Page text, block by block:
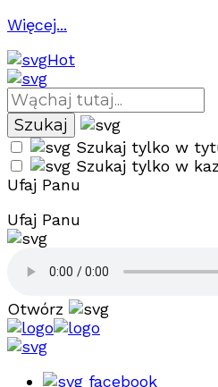
Więcej...
Hot
Szukaj tylko w
Szukaj tylko w
Ufaj Panu
Ufaj Panu
Otwórz
facebook